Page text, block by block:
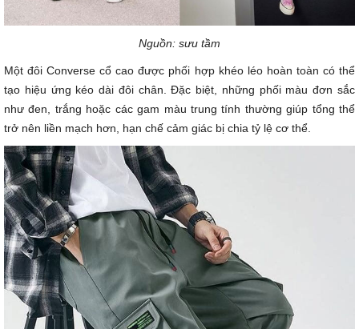
Nguồn: sưu tầm
Một đôi Converse cổ cao được phối hợp khéo léo hoàn toàn có thể
tạo hiệu ứng kéo dài đôi chân. Đặc biệt, những phối màu đơn sắc
như đen, trắng hoặc các gam màu trung tính thường giúp tổng thể
trở nên liền mạch hơn, hạn chế cảm giác bị chia tỷ lệ cơ thể.